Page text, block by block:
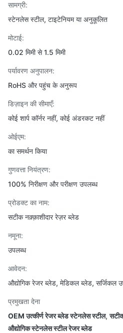
सामग्री:
स्टेनलेस स्टील, टाइटेनियम या अनुकूलित
मोटाई:
0.02 मिमी से 1.5 मिमी
पर्यावरण अनुपालन:
RoHS और पहुंच के अनुरूप
डिज़ाइन की सीमाएँ:
कोई शार्प कॉर्नर नहीं, कोई अंडरकट नहीं
ओईएम:
का समर्थन किया
गुणवत्ता नियंत्रण:
100% निरीक्षण और परीक्षण उपलब्ध
प्रोडक्ट का नाम:
सटीक नक़्क़ाशीदार रेज़र ब्लेड
नमूना:
उपलब्ध
आवेदन:
औद्योगिक रेजर ब्लेड, मेडिकल ब्लेड, सर्जिकल
प्रमुखता देना
OEM उत्कीर्ण रेजर ब्लेड स्टेनलेस स्टील,
औद्योगिक स्टेनलेस स्टील रेजर ब्लेड